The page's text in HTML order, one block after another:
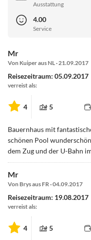
Ausstattung
4.00
Service
Mr
Von Kuiper aus NL · 21.09.2017
Reisezeitraum: 05.09.2017
verreist als:
4 5
Bauernhaus mit
schönen Pool
dem Zug und der U-Bahn
Mr
Von Brys aus FR · 04.09.2017
Reisezeitraum: 19.08.2017
verreist als:
4 5